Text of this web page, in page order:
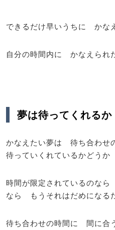
できるだけ早いうちに かな
自分の時間内に かなえられ
夢は待ってくれるか
かなえたい夢は 待ち合わせ
待っていくれているかどうか
時間が限定されているのな
なら もうそれはだめになる
待ち合わせの時間に 間に